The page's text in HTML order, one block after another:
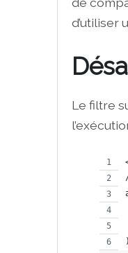
d’utiliser
Le filtre